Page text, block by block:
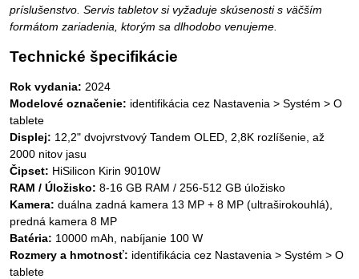
príslušenstvo. Servis tabletov si vyžaduje skúsenosti s väčším
formátom zariadenia, ktorým sa dlhodobo venujeme.
Technické špecifikácie
Rok vydania: 2024
Modelové označenie: identifikácia cez Nastavenia > Systém > O
tablete
Displej: 12,2" dvojvrstvový Tandem OLED, 2,8K rozlíšenie, až
2000 nitov jasu
Čipset: HiSilicon Kirin 9010W
RAM / Úložisko: 8-16 GB RAM / 256-512 GB úložisko
Kamera: duálna zadná kamera 13 MP + 8 MP (ultraširokouhlá),
predná kamera 8 MP
Batéria: 10000 mAh, nabíjanie 100 W
Rozmery a hmotnosť: identifikácia cez Nastavenia > Systém > O
tablete